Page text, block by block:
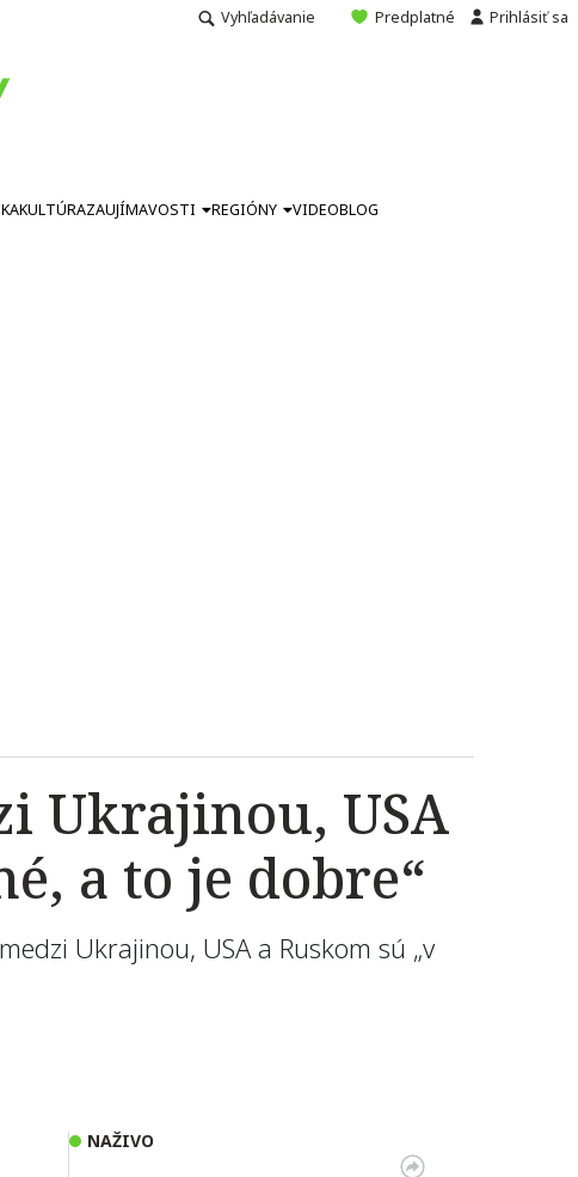
Vyhľadávanie Predplatné Prihlásiť sa
KULTÚRAZAUJÍMAVOSTI REGIÓNY VIDEOBLOG
Ukrajinou, USA
a to je dobre“
Ukrajinou, USA a Ruskom sú „v
NAŽIVO